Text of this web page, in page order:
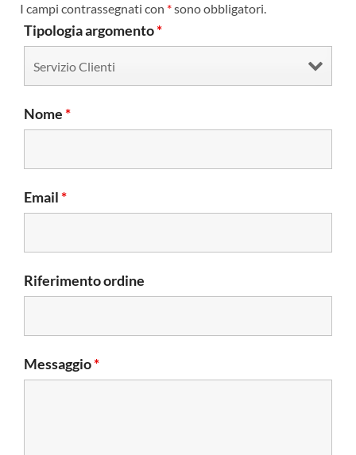
I campi contrassegnati con *sono obbligatori.
Tipologia argomento*
Nome*
Email*
Riferimento ordine
Messaggio*